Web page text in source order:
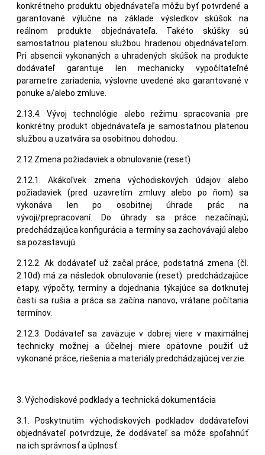
konkrétneho produktu objednávateľa môžu byť potvrdené a
garantované výlučne na základe výsledkov skúšok na
reálnom produkte objednávateľa. Takéto skúšky sú
samostatnou platenou službou hradenou objednávateľom.
Pri absencii vykonaných a uhradených skúšok na produkte
dodávateľ garantuje len mechanicky vypočítateľné
parametre zariadenia, výslovne uvedené ako garantované v
ponuke a/alebo zmluve.
2.13.4. Vývoj technológie alebo režimu spracovania pre
konkrétny produkt objednávateľa je samostatnou platenou
službou a uzatvára sa osobitnou dohodou.
2.12 Zmena požiadaviek a obnulovanie (reset)
2.12.1. Akákoľvek zmena východiskových údajov alebo
požiadaviek (pred uzavretím zmluvy alebo po ňom) sa
vykonáva len po osobitnej úhrade prác na
vývoji/prepracovaní. Do úhrady sa práce nezačínajú;
predchádzajúca konfigurácia a termíny sa zachovávajú alebo
sa pozastavujú.
2.12.2. Ak dodávateľ už začal práce, podstatná zmena (čl.
2.10d) má za následok obnulovanie (reset): predchádzajúce
etapy, výpočty, termíny a dojednania týkajúce sa dotknutej
časti sa rušia a práca sa začína nanovo, vrátane počítania
termínov.
2.12.3. Dodávateľ sa zaväzuje v dobrej viere v maximálnej
technicky možnej a účelnej miere opätovne použiť už
vykonané práce, riešenia a materiály predchádzajúcej verzie.
3. Východiskové podklady a technická dokumentácia
3.1. Poskytnutím východiskových podkladov dodávateľovi
objednávateľ potvrdzuje, že dodávateľ sa môže spoľahnúť
na ich správnosť a úplnosť.